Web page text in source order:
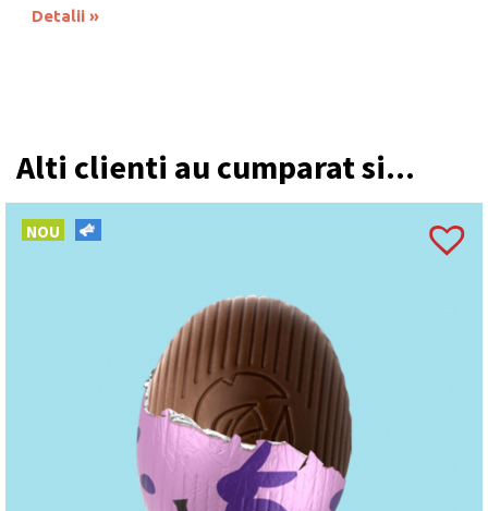
Detalii
Alti clienti au cumparat si...
NOU